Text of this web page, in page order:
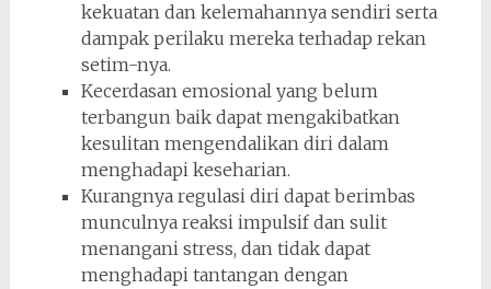
kekuatan dan kelemahannya sendiri serta
dampak perilaku mereka terhadap rekan
setim-nya.
Kecerdasan emosional yang belum
terbangun baik dapat mengakibatkan
kesulitan mengendalikan diri dalam
menghadapi keseharian.
Kurangnya regulasi diri dapat berimbas
munculnya reaksi impulsif dan sulit
menangani stress, dan tidak dapat
menghadapi tantangan dengan